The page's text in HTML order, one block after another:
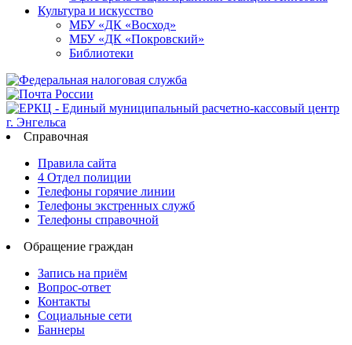
Культура и искусство
МБУ «ДК «Восход»
МБУ «ДК «Покровский»
Библиотеки
Справочная
Правила сайта
4 Отдел полиции
Телефоны горячие линии
Телефоны экстренных служб
Телефоны справочной
Обращение граждан
Запись на приём
Вопрос-ответ
Контакты
Социальные сети
Баннеры